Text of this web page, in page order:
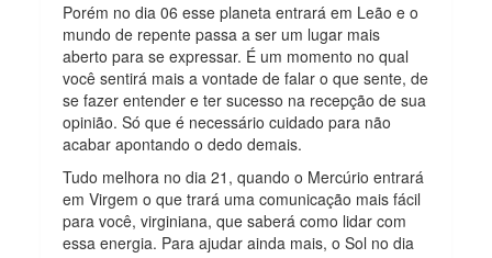
Porém no dia 06 esse planeta entrará em Leão e o
mundo de repente passa a ser um lugar mais
aberto para se expressar. É um momento no qual
você sentirá mais a vontade de falar o que sente, de
se fazer entender e ter sucesso na recepção de sua
opinião. Só que é necessário cuidado para não
acabar apontando o dedo demais.
Tudo melhora no dia 21, quando o Mercúrio entrará
em Virgem o que trará uma comunicação mais fácil
para você, virginiana, que saberá como lidar com
essa energia. Para ajudar ainda mais, o Sol no dia